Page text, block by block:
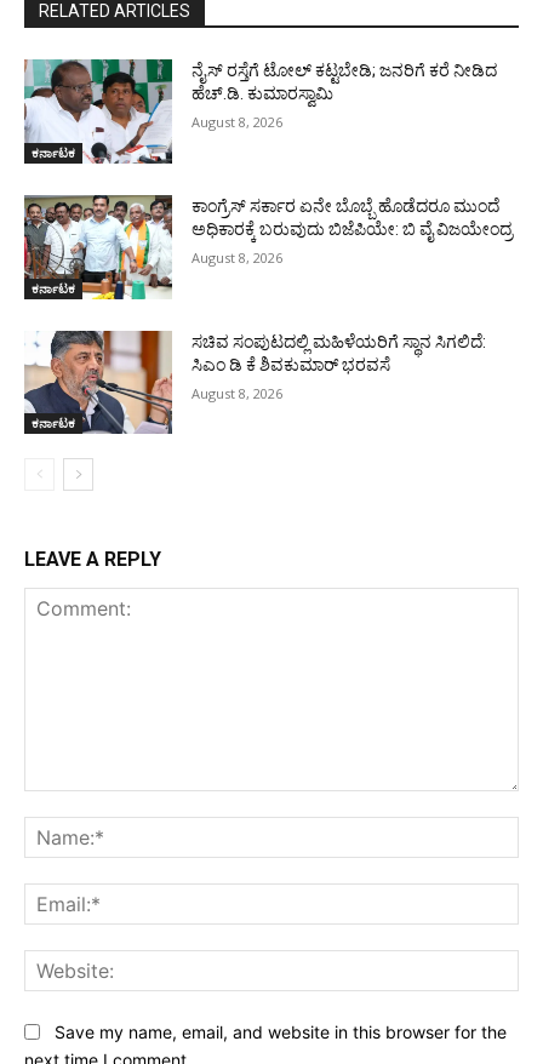
RELATED ARTICLES
ಕರ್ನಾಟಕ
ನೈಸ್ ರಸ್ತೆಗೆ ಟೋಲ್ ಕಟ್ಟಬೇಡಿ; ಜನರಿಗೆ ಕರೆ ನೀಡಿದ
ಹೆಚ್.ಡಿ. ಕುಮಾರಸ್ವಾಮಿ
August 8, 2026
ಕರ್ನಾಟಕ
ಕಾಂಗ್ರೆಸ್ ಸರ್ಕಾರ ಏನೇ ಬೊಬ್ಬೆ ಹೊಡೆದರೂ ಮುಂದೆ
ಅಧಿಕಾರಕ್ಕೆ ಬರುವುದು ಬಿಜೆಪಿಯೇ: ಬಿ ವೈ ವಿಜಯೇಂದ್ರ
August 8, 2026
ಕರ್ನಾಟಕ
ಸಚಿವ ಸಂಪುಟದಲ್ಲಿ ಮಹಿಳೆಯರಿಗೆ ಸ್ಥಾನ ಸಿಗಲಿದೆ:
ಸಿಎಂ ಡಿ ಕೆ ಶಿವಕುಮಾರ್ ಭರವಸೆ
August 8, 2026
LEAVE A REPLY
Save my name, email, and website in this browser for the
next time I comment.